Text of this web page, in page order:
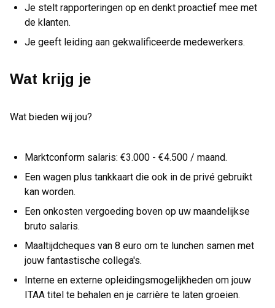
Je stelt rapporteringen op en denkt proactief mee met
de klanten.
Je geeft leiding aan gekwalificeerde medewerkers.
Wat krijg je
Wat bieden wij jou?
Marktconform salaris: €3.000 - €4.500 / maand.
Een wagen plus tankkaart die ook in de privé gebruikt
kan worden.
Een onkosten vergoeding boven op uw maandelijkse
bruto salaris.
Maaltijdcheques van 8 euro om te lunchen samen met
jouw fantastische collega's.
Interne en externe opleidingsmogelijkheden om jouw
ITAA titel te behalen en je carrière te laten groeien.